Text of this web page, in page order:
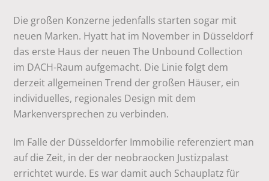
Die großen Konzerne jedenfalls starten sogar mit
neuen Marken. Hyatt hat im November in Düsseldorf
das erste Haus der neuen The Unbound Collection
im DACH-Raum aufgemacht. Die Linie folgt dem
derzeit allgemeinen Trend der großen Häuser, ein
individuelles, regionales Design mit dem
Markenversprechen zu verbinden.
Im Falle der Düsseldorfer Immobilie referenziert man
auf die Zeit, in der der neobraocken Justizpalast
errichtet wurde. Es war damit auch Schauplatz für